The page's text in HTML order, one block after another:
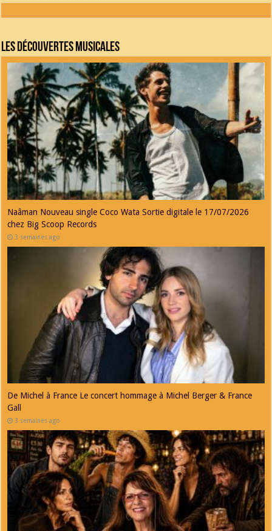
Les découvertes musicales
Naâman Nouveau single Coco Wata Sortie digitale le 17/07/2026
chez Big Scoop Records
3 semaines ago
De Michel à France Le concert hommage à Michel Berger & France
Gall
3 semaines ago